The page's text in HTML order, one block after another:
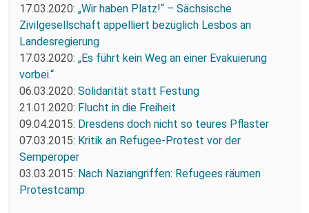
17.03.2020: „Wir haben Platz!“ – Sächsische
Zivilgesellschaft appelliert bezüglich Lesbos an
Landesregierung
17.03.2020: „Es führt kein Weg an einer Evakuierung
vorbei.“
06.03.2020: Solidarität statt Festung
21.01.2020: Flucht in die Freiheit
09.04.2015: Dresdens doch nicht so teures Pflaster
07.03.2015: Kritik an Refugee-Protest vor der
Semperoper
03.03.2015: Nach Naziangriffen: Refugees räumen
Protestcamp